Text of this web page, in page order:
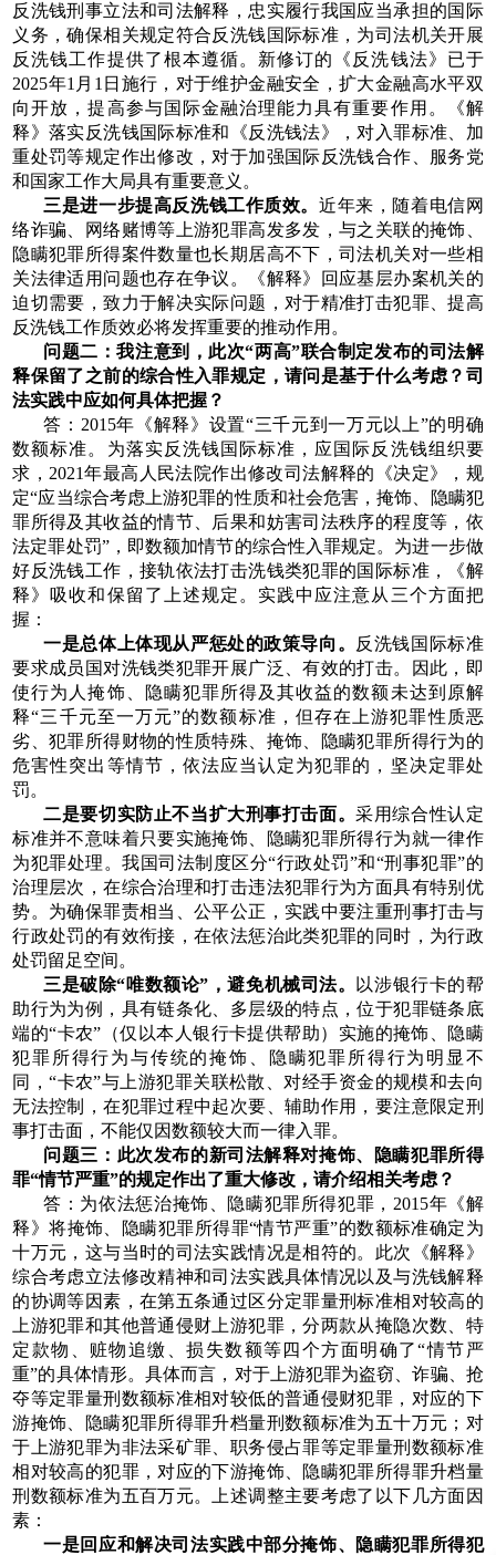
反洗钱刑事立法和司法解释，忠实履行我国应当承担的国际
义务，确保相关规定符合反洗钱国际标准，为司法机关开展
反洗钱工作提供了根本遵循。新修订的《反洗钱法》已于
2025年1月1日施行，对于维护金融安全，扩大金融高水平双
向开放，提高参与国际金融治理能力具有重要作用。《解
释》落实反洗钱国际标准和《反洗钱法》，对入罪标准、加
重处罚等规定作出修改，对于加强国际反洗钱合作、服务党
和国家工作大局具有重要意义。
三是进一步提高反洗钱工作质效。近年来，随着电信网
络诈骗、网络赌博等上游犯罪高发多发，与之关联的掩饰、
隐瞒犯罪所得案件数量也长期居高不下，司法机关对一些相
关法律适用问题也存在争议。《解释》回应基层办案机关的
迫切需要，致力于解决实际问题，对于精准打击犯罪、提高
反洗钱工作质效必将发挥重要的推动作用。
问题二：我注意到，此次“两高”联合制定发布的司法解
释保留了之前的综合性入罪规定，请问是基于什么考虑？司
法实践中应如何具体把握？
答：2015年《解释》设置“三千元到一万元以上”的明确
数额标准。为落实反洗钱国际标准，应国际反洗钱组织要
求，2021年最高人民法院作出修改司法解释的《决定》，规
定“应当综合考虑上游犯罪的性质和社会危害，掩饰、隐瞒犯
罪所得及其收益的情节、后果和妨害司法秩序的程度等，依
法定罪处罚”，即数额加情节的综合性入罪规定。为进一步做
好反洗钱工作，接轨依法打击洗钱类犯罪的国际标准，《解
释》吸收和保留了上述规定。实践中应注意从三个方面把
握：
一是总体上体现从严惩处的政策导向。
反洗钱国际标准
要求成员国对洗钱类犯罪开展广泛、有效的打击。因此，即
使行为人掩饰、隐瞒犯罪所得及其收益的数额未达到原解
释“三千元至一万元”的数额标准，但存在上游犯罪性质恶
劣、犯罪所得财物的性质特殊、掩饰、隐瞒犯罪所得行为的
危害性突出等情节，依法应当认定为犯罪的，坚决定罪处
罚。
二是要切实防止不当扩大刑事打击面。采用综合性认定
标准并不意味着只要实施掩饰、隐瞒犯罪所得行为就一律作
为犯罪处理。我国司法制度区分“行政处罚”和“刑事犯罪”的
治理层次，在综合治理和打击违法犯罪行为方面具有特别优
势。为确保罪责相当、公平公正，实践中要注重刑事打击与
行政处罚的有效衔接，在依法惩治此类犯罪的同时，为行政
处罚留足空间。
三是破除“唯数额论”，避免机械司法。
以涉银行卡的帮
助行为为例，具有链条化、多层级的特点，位于犯罪链条底
端的“卡农”（仅以本人银行卡提供帮助）实施的掩饰、隐瞒
犯罪所得行为与传统的掩饰、隐瞒犯罪所得行为明显不
同，“卡农”与上游犯罪关联松散、对经手资金的规模和去向
无法控制，在犯罪过程中起次要、辅助作用，要注意限定刑
事打击面，不能仅因数额较大而一律入罪。
问题三：此次发布的新司法解释对掩饰、隐瞒犯罪所得
罪“情节严重”的规定作出了重大修改，请介绍相关考虑？
答：为依法惩治掩饰、隐瞒犯罪所得犯罪，2015年《解
释》将掩饰、隐瞒犯罪所得罪“情节严重”的数额标准确定为
十万元，这与当时的司法实践情况是相符的。此次《解释》
综合考虑立法修改精神和司法实践具体情况以及与洗钱解释
的协调等因素，在第五条通过区分定罪量刑标准相对较高的
上游犯罪和其他普通侵财上游犯罪，分两款从掩隐次数、特
定款物、赃物追缴、损失数额等四个方面明确了“情节严
重”的具体情形。具体而言，对于上游犯罪为盗窃、诈骗、抢
夺等定罪量刑数额标准相对较低的普通侵财犯罪，对应的下
游掩饰、隐瞒犯罪所得罪升档量刑数额标准为五十万元；对
于上游犯罪为非法采矿罪、职务侵占罪等定罪量刑数额标准
相对较高的犯罪，对应的下游掩饰、隐瞒犯罪所得罪升档量
刑数额标准为五百万元。上述调整主要考虑了以下几方面因
素：
一是回应和解决司法实践中部分掩饰、隐瞒犯罪所得犯